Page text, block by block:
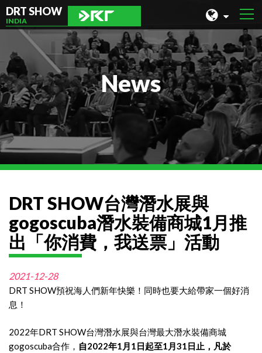
DRT SHOW
INDIA
MALAYSIA
SHANGHAI
TAIWAN
INDONESIA
BEIJING
PHILIPPINES
HONG KONG
News
DRT SHOW台灣潛水展與
gogoscuba潛水裝備商城1月推
出「你消費，我送票」活動
2021-12-28
DRT SHOW預祝海人們新年快樂！同時也要大給帶家一個好消
息！
2022年DRT SHOW台灣潛水展與台灣最大潛水裝備商城
gogoscuba合作，
自2022年1月1日起至1月31日止，凡於